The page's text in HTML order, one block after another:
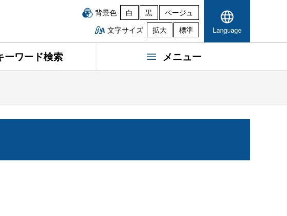
背景色 白 黒
ベージュ
文字サイズ
拡大 標準 Language
ーワード検索 メニュー